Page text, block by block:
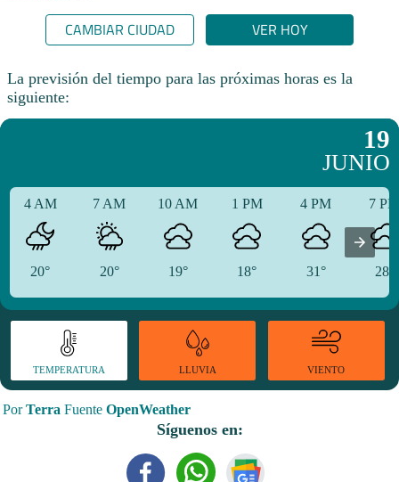
CAMBIAR CIUDAD VER HOY
La previsión del tiempo para las próximas horas es la
siguiente:
19
JUNIO
4 AM
20°
7 AM
20°
10 AM
19°
1 PM
18°
4 PM
31°
7
28°
TEMPERATURA LLUVIA VIENTO
PorTerra Fuente OpenWeather
Síguenos en: